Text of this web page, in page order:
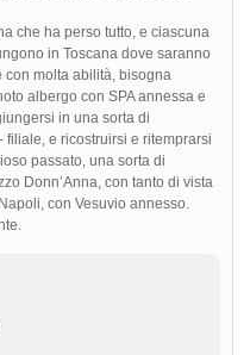
che ha perso tutto, e ciascuna
in Toscana dove saranno
con molta abilità, bisogna
albergo con SPA annessa e
in una sorta di
e ricostruirsi e ritemprarsi
passato, una sorta di
Donn’Anna, con tanto di vista
con Vesuvio annesso.